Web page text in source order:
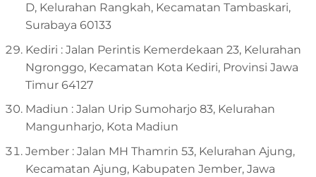
D, Kelurahan Rangkah, Kecamatan Tambaskari,
Surabaya 60133
Kediri : Jalan Perintis Kemerdekaan 23, Kelurahan
Ngronggo, Kecamatan Kota Kediri, Provinsi Jawa
Timur 64127
Madiun : Jalan Urip Sumoharjo 83, Kelurahan
Mangunharjo, Kota Madiun
Jember : Jalan MH Thamrin 53, Kelurahan Ajung,
Kecamatan Ajung, Kabupaten Jember, Jawa